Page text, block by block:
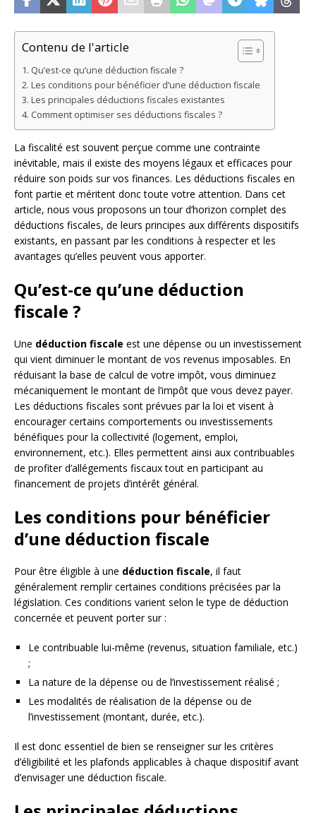
Contenu de l'article
Qu’est-ce qu’une déduction fiscale ?
Les conditions pour bénéficier d’une déduction fiscale
Les principales déductions fiscales existantes
Comment optimiser ses déductions fiscales ?
La fiscalité est souvent perçue comme une contrainte
inévitable, mais il existe des moyens légaux et efficaces pour
réduire son poids sur vos finances. Les déductions fiscales en
font partie et méritent donc toute votre attention. Dans cet
article, nous vous proposons un tour d’horizon complet des
déductions fiscales, de leurs principes aux différents dispositifs
existants, en passant par les conditions à respecter et les
avantages qu’elles peuvent vous apporter.
Qu’est-ce qu’une déduction
fiscale ?
Une déduction fiscale est une dépense ou un investissement
qui vient diminuer le montant de vos revenus imposables. En
réduisant la base de calcul de votre impôt, vous diminuez
mécaniquement le montant de l’impôt que vous devez payer.
Les déductions fiscales sont prévues par la loi et visent à
encourager certains comportements ou investissements
bénéfiques pour la collectivité (logement, emploi,
environnement, etc.). Elles permettent ainsi aux contribuables
de profiter d’allégements fiscaux tout en participant au
financement de projets d’intérêt général.
Les conditions pour bénéficier
d’une déduction fiscale
Pour être éligible à une déduction fiscale, il faut
généralement remplir certaines conditions précisées par la
législation. Ces conditions varient selon le type de déduction
concernée et peuvent porter sur :
Le contribuable lui-même (revenus, situation familiale, etc.)
;
La nature de la dépense ou de l’investissement réalisé ;
Les modalités de réalisation de la dépense ou de
l’investissement (montant, durée, etc.).
Il est donc essentiel de bien se renseigner sur les critères
d’éligibilité et les plafonds applicables à chaque dispositif avant
d’envisager une déduction fiscale.